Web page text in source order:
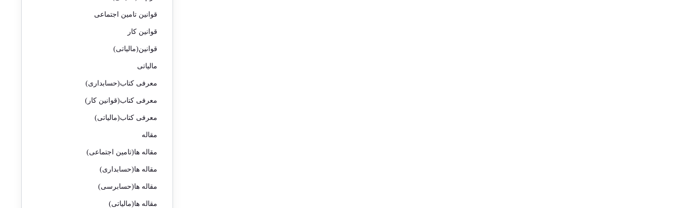
قوانین تامین اجتماعی
قوانین کار
قوانین(مالیاتی)
مالیاتی
معرفی کتاب(حسابداری)
معرفی کتاب(قوانین کار)
معرفی کتاب(مالیاتی)
مقاله
مقاله ها(تامین اجتماعی)
مقاله ها(حسابداری)
مقاله ها(حسابرسی)
مقاله ها(مالیاتی)